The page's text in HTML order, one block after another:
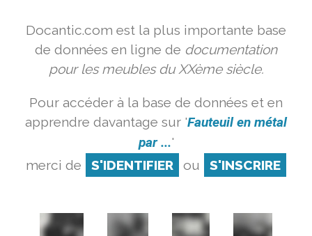
Docantic.com est la plus importante base
de données en ligne de documentation
pour les meubles du XXème siècle.
Pour accéder à la base de données et en
apprendre davantage sur 'Fauteuil en métal
par ...'
merci de
S'IDENTIFIER ou S'INSCRIRE